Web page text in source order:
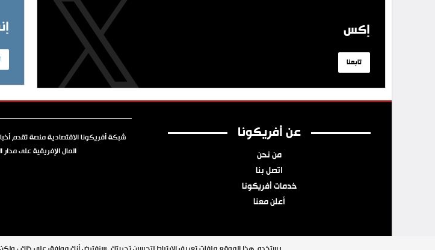
إكس
تابعنا
عن أفريكونا
من نحن
اتصل بنا
خدمات أفريكونا
أعلن معنا
شبكة أفريكونا الاقتصادية منصة تقدم
المال الإفريقية على مدار
جميع الحقوق محفوظة © 2026 شبكة أفريكونا